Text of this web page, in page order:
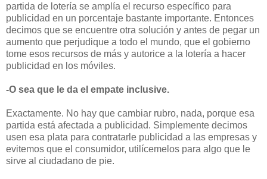
partida de lotería se amplía el recurso específico para
publicidad en un porcentaje bastante importante. Entonces
decimos que se encuentre otra solución y antes de pegar un
aumento que perjudique a todo el mundo, que el gobierno
tome esos recursos de más y autorice a la lotería a hacer
publicidad en los móviles.
-O sea que le da el empate inclusive.
Exactamente. No hay que cambiar rubro, nada, porque esa
partida está afectada a publicidad. Simplemente decimos
usen esa plata para contratarle publicidad a las empresas y
evitemos que el consumidor, utilícemelos para algo que le
sirve al ciudadano de pie.